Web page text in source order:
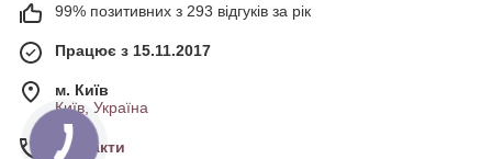
99% позитивних з 293 відгуків за рік
Працює з 15.11.2017
м. Київ
Київ, Україна
Контакти